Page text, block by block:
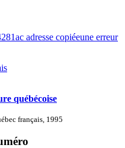
adresse copiéeune erreur
québécoise
français, 1995